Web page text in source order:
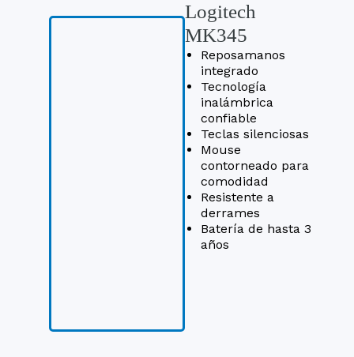
Logitech
MK345
Reposamanos
integrado
Tecnología
inalámbrica
confiable
Teclas silenciosas
Mouse
contorneado para
comodidad
Resistente a
derrames
Batería de hasta 3
años